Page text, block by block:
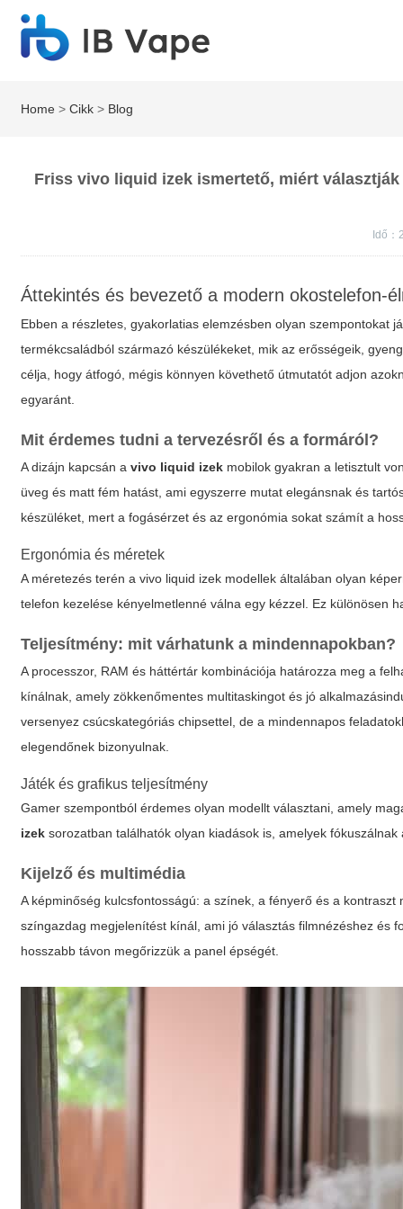
Home >Cikk > Blog
Friss vivo liquid izek ismertető, miért
Idő
Áttekintés és bevezető a modern okostelefon-
Ebben a részletes, gyakorlatias elemzésben olyan
termékcsaládból származó készülékeket, mik az erősségeik,
célja, hogy átfogó, mégis könnyen követhető útmutatót adjon
egyaránt.
Mit érdemes tudni a tervezésről és a formáról?
A dizájn kapcsán avivo liquid izek mobilok gyakran a letisztult
üveg és matt fém hatást, ami egyszerre mutat elegánsnak és
készüléket, mert a fogásérzet és az ergonómia sokat számít a
Ergonómia és méretek
A méretezés terén avivo liquid izek modellek általában olyan
telefon kezelése kényelmetlenné válna egy kézzel. Ez különösen
Teljesítmény: mit várhatunk a mindennapokban?
A processzor, RAM és háttértár kombinációja határozza meg a
kínálnak, amely zökkenőmentes multitaskingot és jó
versenyez csúcskategóriás chipsettel, de a mindennapos
elegendőnek bizonyulnak.
Játék és grafikus teljesítmény
Gamer szempontból érdemes olyan modellt választani, amely
izek sorozatban találhatók olyan kiadások is, amelyek
Kijelző és multimédia
A képminőség kulcsfontosságú: a színek, a fényerő és a
színgazdag megjelenítést kínál, ami jó választás filmnézéshez és
hosszabb távon megőrizzük a panel épségét.